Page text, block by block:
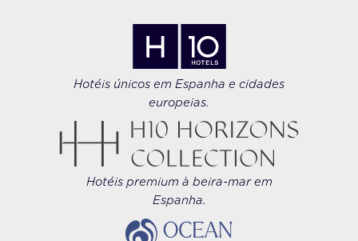
Hotéis únicos em Espanha e cidades
europeias.
Hotéis premium à beira-mar em
Espanha.